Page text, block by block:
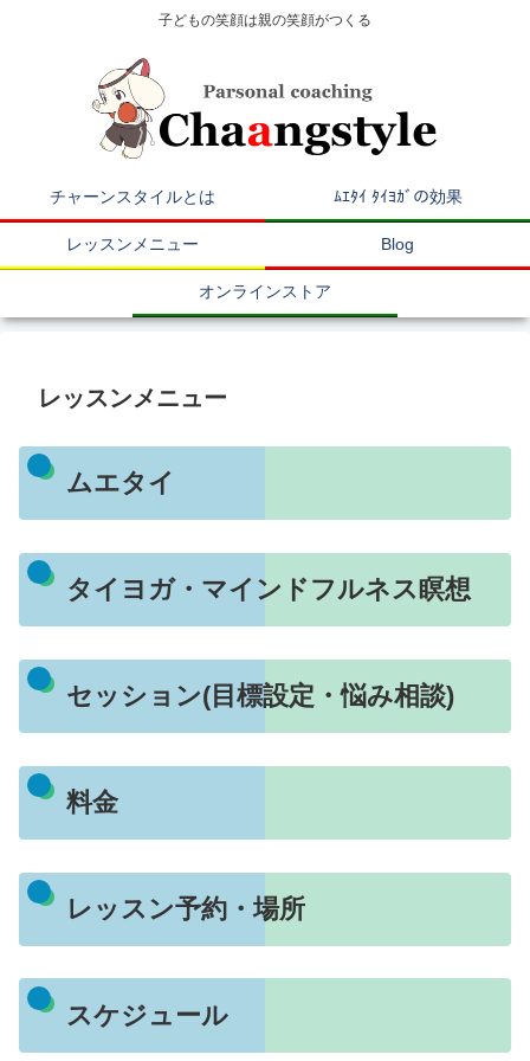
子どもの笑顔は親の笑顔がつくる
チャーンスタイルとは ﾑｴﾀｲ ﾀｲﾖｶﾞの効果
レッスンメニュー Blog
オンラインストア
レッスンメニュー
ムエタイ
タイヨガ・マインドフルネス瞑想
セッション(目標設定・悩み相談)
料金
レッスン予約・場所
スケジュール